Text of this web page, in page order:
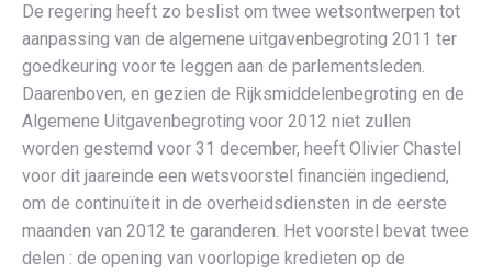
De regering heeft zo beslist om twee wetsontwerpen tot
aanpassing van de algemene uitgavenbegroting 2011 ter
goedkeuring voor te leggen aan de parlementsleden.
Daarenboven, en gezien de Rijksmiddelenbegroting en de
Algemene Uitgavenbegroting voor 2012 niet zullen
worden gestemd voor 31 december, heeft Olivier Chastel
voor dit jaareinde een wetsvoorstel financiën ingediend,
om de continuïteit in de overheidsdiensten in de eerste
maanden van 2012 te garanderen. Het voorstel bevat twee
delen : de opening van voorlopige kredieten op de